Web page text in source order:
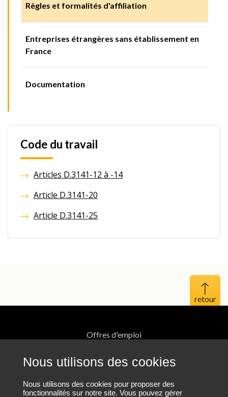
Nous utilisons des cookies
Nous utilisons des cookies pour proposer des
fonctionnalités sur notre site. Vous pouvez gérer
Règles et formalités d'affiliation
Entreprises étrangères sans établissement en
France
Documentation
Code du travail
Articles D.3141-12 à -14
Article D.3141-20
Article D.3141-25
Haut
Offres d'emploi
Protection des données personnelles